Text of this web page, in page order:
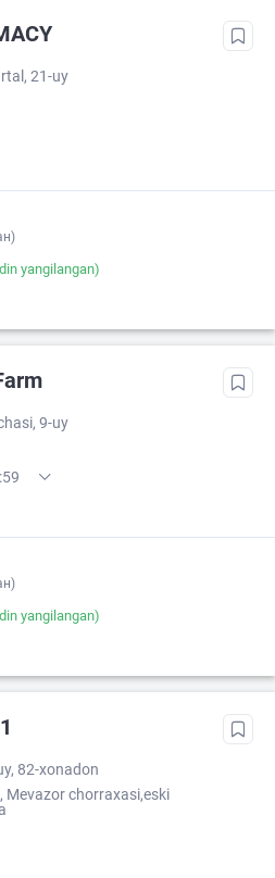
21-uy
yangilangan)
9-uy
yangilangan)
82-xonadon
Mevazor chorraxasi,eski